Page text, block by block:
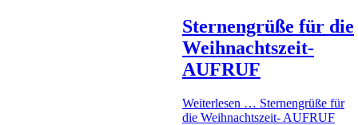
Sternengrüße für die
Weihnachtszeit-
AUFRUF
Weiterlesen … Sternengrüße für
die Weihnachtszeit- AUFRUF